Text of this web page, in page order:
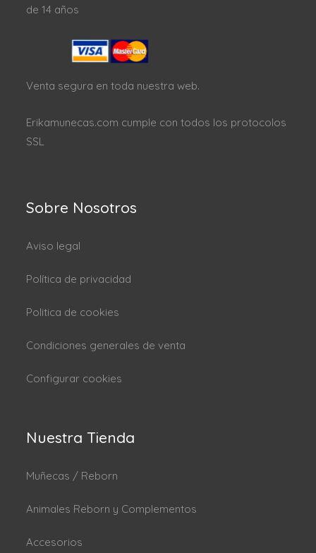
de 14 años
Venta segura en toda nuestra web.
Erikamunecas.com cumple con todos los protocolos
SSL
Sobre Nosotros
Aviso legal
Política de privacidad
Politica de cookies
Condiciones generales de venta
Configurar cookies
Nuestra Tienda
Muñecas / Reborn
Animales Reborn y Complementos
Accesorios